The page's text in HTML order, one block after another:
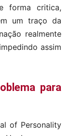
forma critica,
um traço da
realmente
assim
para
of Personality